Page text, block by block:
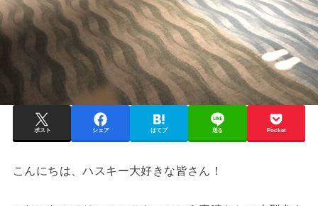
ポスト シェア はてブ 送る Pocket
こんにちは、ハスキー大好きな皆さん！